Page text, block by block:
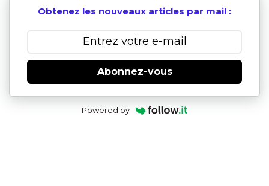
Obtenez les nouveaux articles par mail :
Abonnez-vous
Powered by